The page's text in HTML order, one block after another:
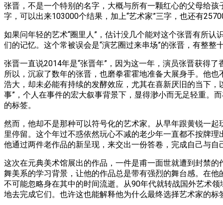
张晋，不是一个特别的名字，大概与所有一颗红心的父母给
字，可以出来103000个结果，加上“艺术家”三字，也还有
如果问年轻的艺术“圈里人”，估计没几个能对这个张晋有所
们的记忆。这个常被误会是“演艺圈过来串场”的张晋，有整整
张晋一直说2014年是“张晋年”，因为这一年，演员张晋获得
所以，沉寂了数年的张晋，也磨拳霍霍地准备大展身手。他
浩大，却未必能有持续的发酵效应，尤其在喜新厌旧的当下
事”，个人在事件的宏大叙事背景下，显得渺小而无足轻重。
的标签。
然而，他却不是那种可以符号化的艺术家。从早年跟黄锐一
里停留。这个年过不惑依然玩心不减的老少年一直都不按牌
他通过两件老作品的新呈现，来交出一份答卷，完成自己与
这次在元典美术馆展出的作品，一件是甫一面世就遭到封禁
舞美系的学习背景，让他的作品总是带有强烈的舞台感。在
不可能忽略身在其中的时间流逝。从90年代就转战国外艺术
地去完成它们。也许这也能解释他为什么最终选择艺术家的